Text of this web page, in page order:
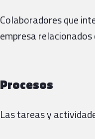
Colaboradores que
empresa
Procesos
Las tareas y